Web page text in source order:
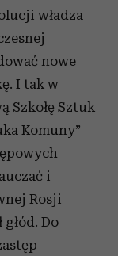
władza
nowe
I tak w
Szkołę Sztuk
Komuny”
i
Rosji
głód. Do